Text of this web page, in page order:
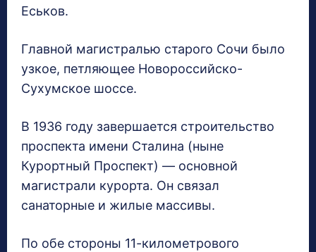
Еськов.
Главной магистралью старого Сочи было
узкое, петляющее Новороссийско-
Сухумское шоссе.
В 1936 году завершается строительство
проспекта имени Сталина (ныне
Курортный Проспект) — основной
магистрали курорта. Он связал
санаторные и жилые массивы.
По обе стороны 11-километрового